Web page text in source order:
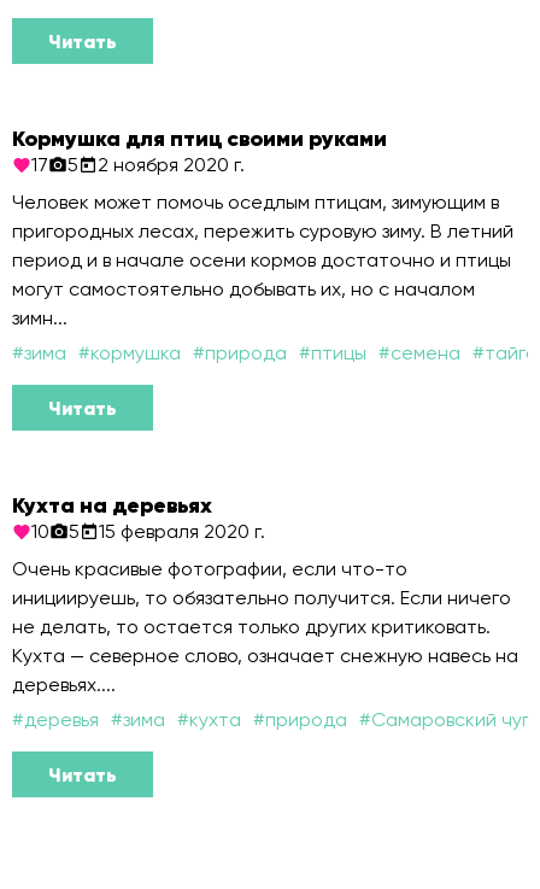
Читать
Кормушка для птиц своими руками
17 5
2 ноября 2020 г.
Человек может помочь оседлым птицам, зимующим в
пригородных лесах, пережить суровую зиму. В летний
период и в начале осени кормов достаточно и птицы
могут самостоятельно добывать их, но с началом
зимн...
#зима #кормушка #природа #птицы #семена #тайга
Читать
Кухта на деревьях
10 5
15 февраля 2020 г.
Очень красивые фотографии, если что-то
инициируешь, то обязательно получится. Если ничего
не делать, то остается только других критиковать.
Кухта — северное слово, означает снежную навесь на
деревьях....
#деревья #зима #кухта #природа #Самаровский
Читать